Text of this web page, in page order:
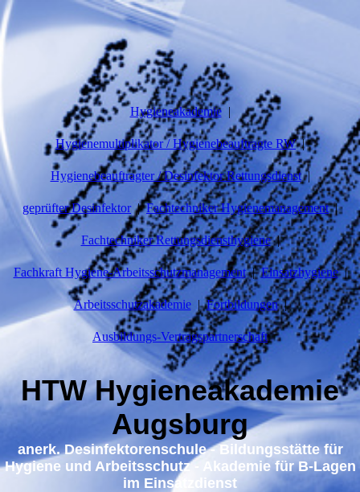
Hygieneakademie
Hygienemultiplikator / Hygienebeauftragte RW
Hygienebeauftragter / Desinfektor Rettungsdienst
geprüfter Desinfektor Fachtechniker Hygienemanagement
Fachtechniker Rettungsdiensthygiene
Fachkraft Hygiene-Arbeitsschutzmanagement Einsatzhygiene
Arbeitsschutzakademie Fortbildungen
Ausbildungs-Vertragspartnerschaft
HTW Hygieneakademie
Augsburg
anerk. Desinfektorenschule - Bildungsstätte für
Hygiene und Arbeitsschutz - Akademie für B-Lagen
im Einsatzdienst